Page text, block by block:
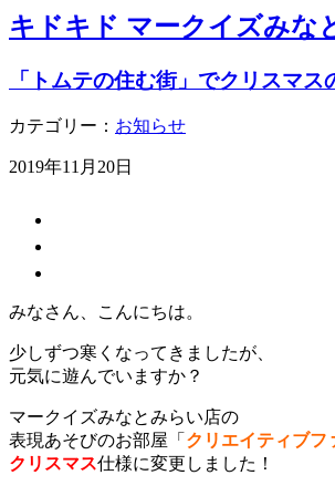
キドキド マークイズみな
「トムテの住む街」でクリスマス
カテゴリー： お知らせ
2019年11月20日
みなさん、こんにちは。
少しずつ寒くなってきましたが、
元気に遊んでいますか？
マークイズみなとみらい店の
表現あそびのお部屋「 クリエイティブフ
クリスマス仕様に変更しました！